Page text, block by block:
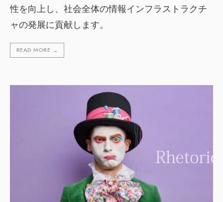
性を向上し、社会全体の情報インフラストラクチ
ャの発展に貢献します。
READ MORE →